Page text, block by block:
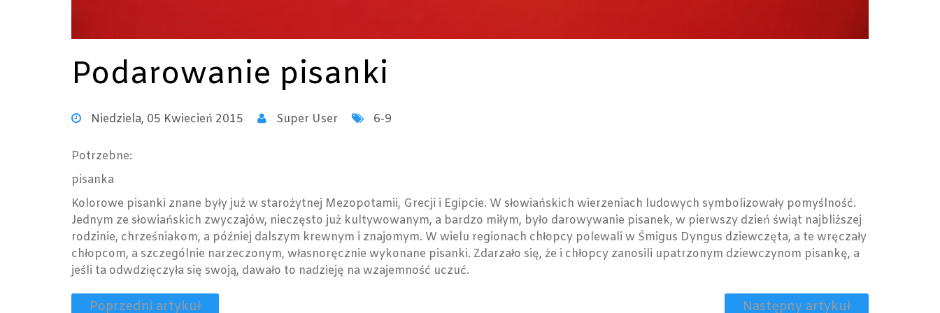
Podarowanie pisanki
Niedziela, 05 Kwiecień 2015 Super User 6-9
Potrzebne:
pisanka
Kolorowe pisanki znane były już w starożytnej Mezopotamii, Grecji i Egipcie. W słowiańskich wierzeniach ludowych symbolizowały pomyślność.
Jednym ze słowiańskich zwyczajów, nieczęsto już kultywowanym, a bardzo miłym, było darowywanie pisanek, w pierwszy dzień świąt najbliższej
rodzinie, chrześniakom, a później dalszym krewnym i znajomym. W wielu regionach chłopcy polewali w Śmigus Dyngus dziewczęta, a te wręczały
chłopcom, a szczególnie narzeczonym, własnoręcznie wykonane pisanki. Zdarzało się, że i chłopcy zanosili upatrzonym dziewczynom pisankę, a
jeśli ta odwdzięczyła się swoją, dawało to nadzieję na wzajemność uczuć.
Poprzedni artykuł Następny artykuł